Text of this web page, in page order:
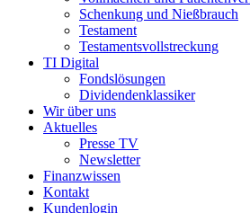
Schenkung und Nießbrauch
Testament
Testamentsvollstreckung
TI Digital
Fondslösungen
Dividendenklassiker
Wir über uns
Aktuelles
Presse TV
Newsletter
Finanzwissen
Kontakt
Kundenlogin